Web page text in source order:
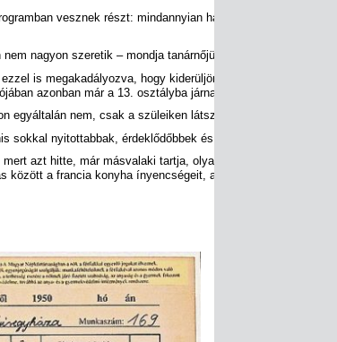
vesznek részt: mindannyian hátrányos helyzetű
nagyon szeretik – mondja tanárnőjük.
is megakadályozva, hogy kiderüljön: az Arany János
azonban már a 13. osztályba járnak, az első év ugyanis
egyáltalán nem, csak a szüleiken látszik, honnan jöttek –
sokkal nyitottabbak, érdeklődőbbek és udvariasabbak
azt hitte, már másvalaki tartja, olyan csönd volt a
között a francia konyha ínyencségeit, a kagylót, a csigát, a